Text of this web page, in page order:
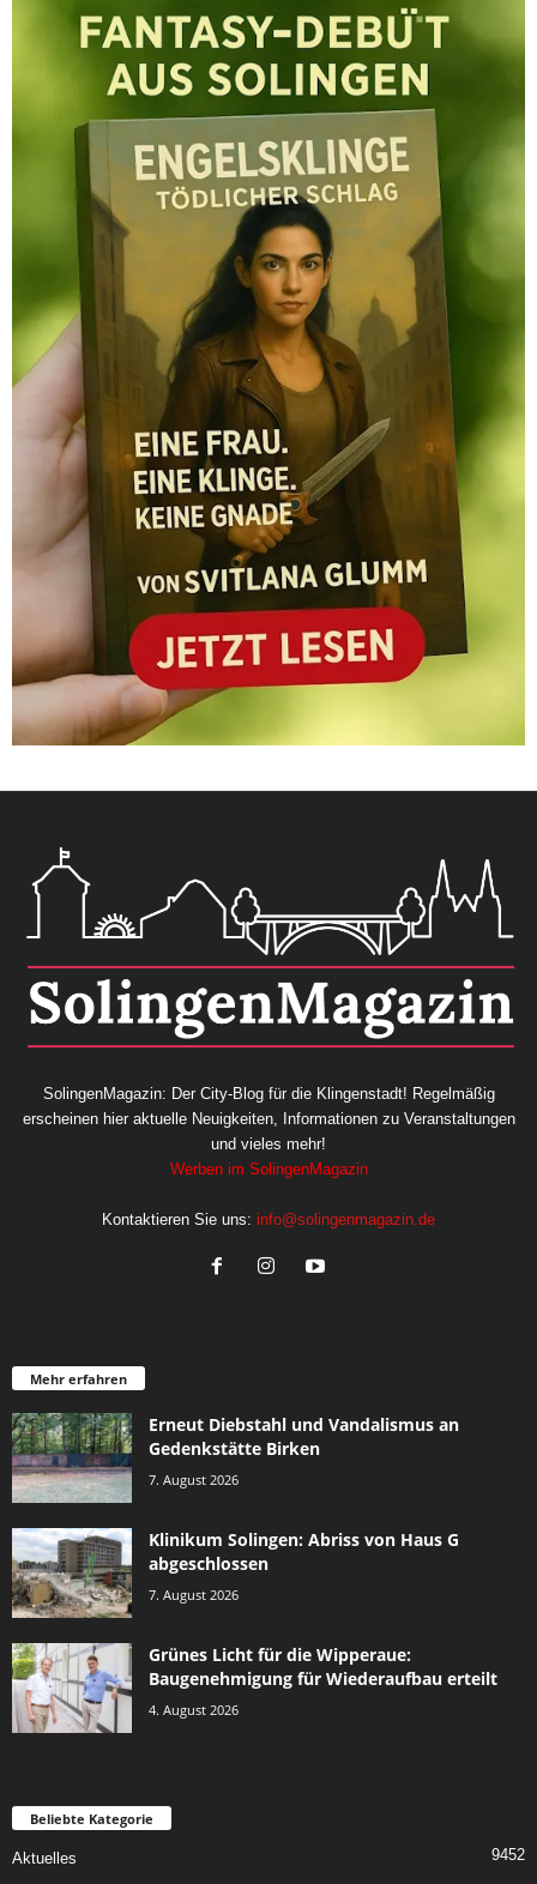
SolingenMagazin: Der City-Blog für die Klingenstadt! Regelmäßig
erscheinen hier aktuelle Neuigkeiten, Informationen zu Veranstaltungen
und vieles mehr!
Werben im SolingenMagazin
Kontaktieren Sie uns: info@solingenmagazin.de
Mehr erfahren
Erneut Diebstahl und Vandalismus an
Gedenkstätte Birken
7. August 2026
Klinikum Solingen: Abriss von Haus G
abgeschlossen
7. August 2026
Grünes Licht für die Wipperaue:
Baugenehmigung für Wiederaufbau erteilt
4. August 2026
Beliebte Kategorie
Aktuelles
9452